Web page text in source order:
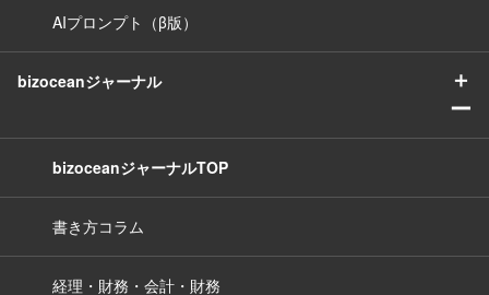
AIプロンプト（β版）
bizoceanジャーナル
＋
ー
bizoceanジャーナルTOP
書き方コラム
経理・財務・会計・財務